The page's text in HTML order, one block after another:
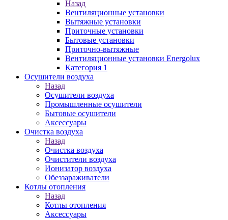
Назад
Вентиляционные установки
Вытяжные установки
Приточные установки
Бытовые установки
Приточно-вытяжные
Вентиляционные установки Energolux
Категория 1
Осушители воздуха
Назад
Осушители воздуха
Промышленные осушители
Бытовые осушители
Аксессуары
Очистка воздуха
Назад
Очистка воздуха
Очистители воздуха
Ионизатор воздуха
Обеззараживатели
Котлы отопления
Назад
Котлы отопления
Аксессуары